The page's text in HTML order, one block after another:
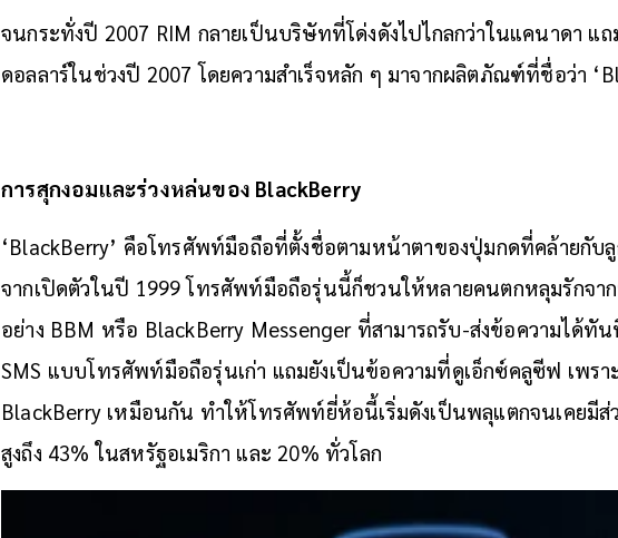
จนกระทั่งปี 2007 RIM กลายเป็นบริษัทที่โด่งดังไปไกลกว่าในแคนาดา แ
ดอลลาร์ในช่วงปี 2007 โดยความสำเร็จหลัก ๆ มาจากผลิตภัณฑ์ที่ชื่อว่า
การสุกงอมและร่วงหล่นของ BlackBerry
‘BlackBerry’ คือโทรศัพท์มือถือที่ตั้งชื่อตามหน้าตาของปุ่มกดที่คล้ายกับลู
จากเปิดตัวในปี 1999 โทรศัพท์มือถือรุ่นนี้ก็ชวนให้หลายคนตกหลุมรักจา
อย่าง BBM หรือ BlackBerry Messenger ที่สามารถรับ-ส่งข้อความได้ทัน
SMS แบบโทรศัพท์มือถือรุ่นเก่า แถมยังเป็นข้อความที่ดูเอ็กซ์คลูซีฟ เพร
BlackBerry เหมือนกัน ทำให้โทรศัพท์ยี่ห้อนี้เริ่มดังเป็นพลุแตกจนเคยมี
สูงถึง 43% ในสหรัฐอเมริกา และ 20% ทั่วโลก